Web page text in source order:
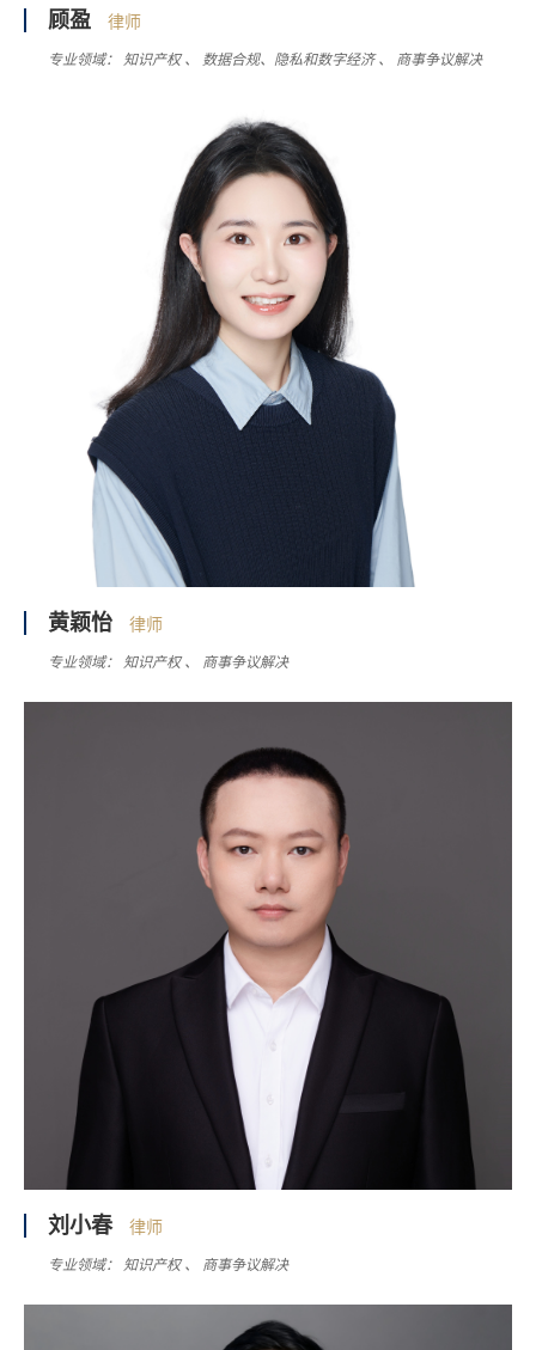
顾盈 律师
专业领域： 知识产权 数据合规、隐私和数字经济 商事争议解决
黄颖怡 律师
专业领域： 知识产权 商事争议解决
刘小春 律师
专业领域： 知识产权 商事争议解决